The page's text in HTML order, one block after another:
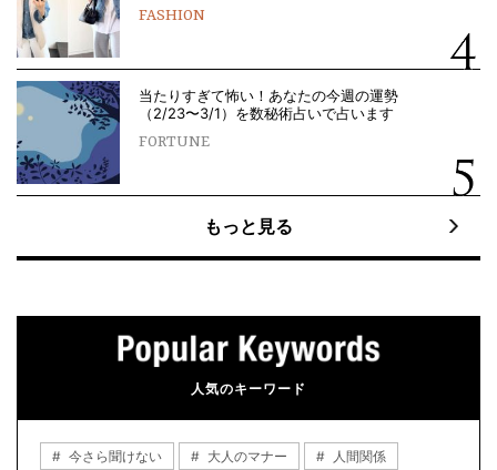
FASHION
当たりすぎて怖い！あなたの今週の運勢
（2/23〜3/1）を数秘術占いで占います
FORTUNE
もっと見る
人気のキーワード
今さら聞けない 大人のマナー
人間関係